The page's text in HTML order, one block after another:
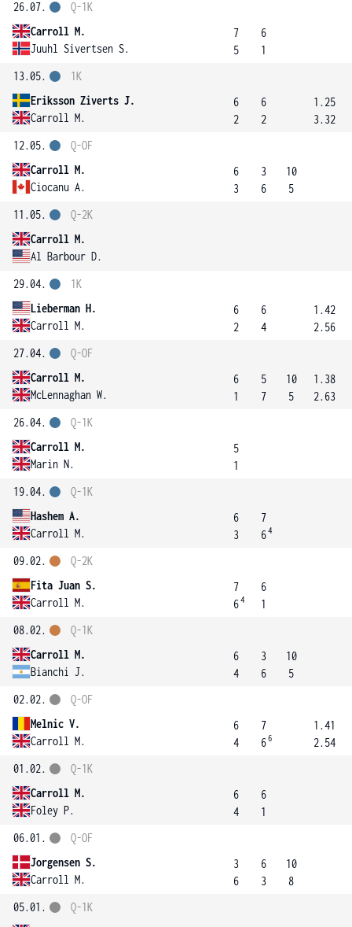
26.07.
Carroll M.
Juuhl Sivertsen S.
Q-1K
7
5
6
1
13.05.
Eriksson Ziverts J.
Carroll M.
1K
6
2
6
2
1.25
3.32
12.05.
Carroll M.
Ciocanu A.
Q-OF
6
3
3
6
10
5
11.05.
Carroll M.
Al Barbour D.
Q-2K
29.04.
Lieberman H.
Carroll M.
1K
6
2
6
4
1.42
2.56
27.04.
Carroll M.
McLennaghan W.
Q-OF
6
1
5
7
10
5
1.38
2.63
26.04.
Carroll M.
Marin N.
Q-1K
5
1
19.04.
Hashem A.
Carroll M.
Q-1K
6
3
7
64
09.02.
Fita Juan S.
Carroll M.
Q-2K
7
64
6
1
08.02.
Carroll M.
Bianchi J.
Q-1K
6
4
3
6
10
5
02.02.
Melnic V.
Carroll M.
Q-OF
6
4
7
66
1.41
2.54
01.02.
Carroll M.
Foley P.
Q-1K
6
4
6
1
06.01.
Jorgensen S.
Carroll M.
Q-OF
3
6
6
3
10
8
05.01.
Q-1K